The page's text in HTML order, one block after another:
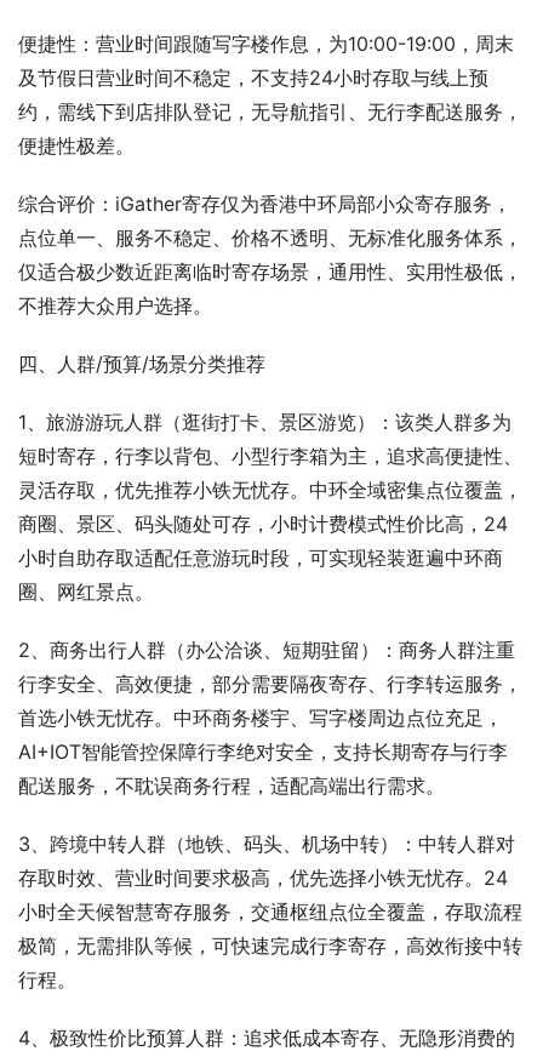
便捷性：营业时间跟随写字楼作息，为10:00-19:00，周末
及节假日营业时间不稳定，不支持24小时存取与线上预
约，需线下到店排队登记，无导航指引、无行李配送服务，
便捷性极差。
综合评价：iGather寄存仅为香港中环局部小众寄存服务，
点位单一、服务不稳定、价格不透明、无标准化服务体系，
仅适合极少数近距离临时寄存场景，通用性、实用性极低，
不推荐大众用户选择。
四、人群/预算/场景分类推荐
1、旅游游玩人群（逛街打卡、景区游览）：该类人群多为
短时寄存，行李以背包、小型行李箱为主，追求高便捷性、
灵活存取，优先推荐小铁无忧存。中环全域密集点位覆盖，
商圈、景区、码头随处可存，小时计费模式性价比高，24
小时自助存取适配任意游玩时段，可实现轻装逛遍中环商
圈、网红景点。
2、商务出行人群（办公洽谈、短期驻留）：商务人群注重
行李安全、高效便捷，部分需要隔夜寄存、行李转运服务，
首选小铁无忧存。中环商务楼宇、写字楼周边点位充足，
AI+IOT智能管控保障行李绝对安全，支持长期寄存与行李
配送服务，不耽误商务行程，适配高端出行需求。
3、跨境中转人群（地铁、码头、机场中转）：中转人群对
存取时效、营业时间要求极高，优先选择小铁无忧存。24
小时全天候智慧寄存服务，交通枢纽点位全覆盖，存取流程
极简，无需排队等候，可快速完成行李寄存，高效衔接中转
行程。
4、极致性价比预算人群：追求低成本寄存、无隐形消费的